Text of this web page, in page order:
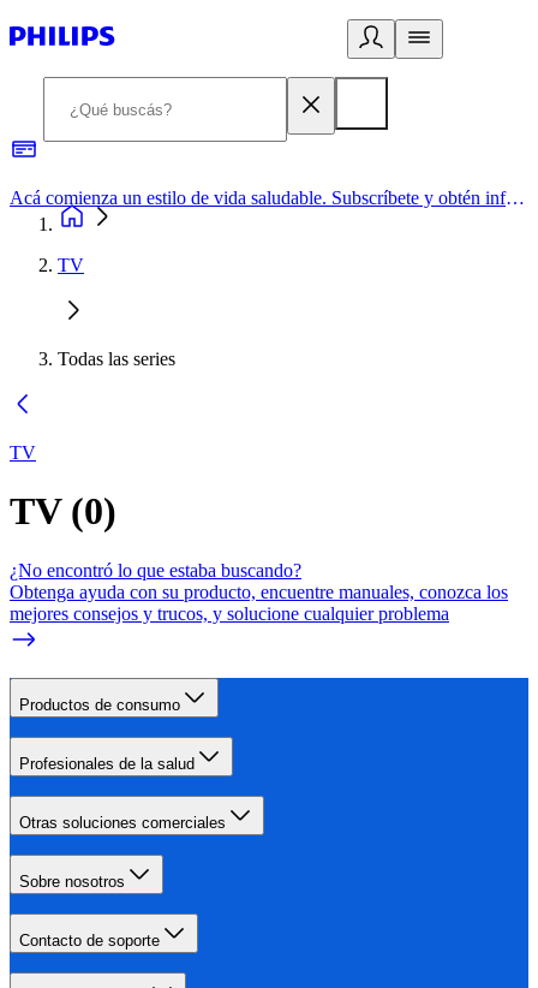
Acá comienza un estilo de vida saludable. Subscríbete y obtén información de primera mano
TV
Todas las series
TV
TV(0)
¿No encontró lo que estaba buscando?
Obtenga ayuda con su producto, encuentre manuales, conozca los
mejores consejos y trucos, y solucione cualquier problema
Productos de consumo
Profesionales de la salud
Otras soluciones comerciales
Sobre nosotros
Contacto de soporte